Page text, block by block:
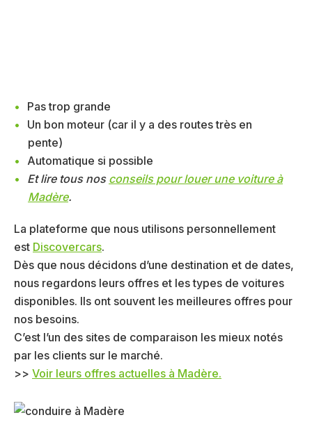
Pas trop grande
Un bon moteur (car il y a des routes très en
pente)
Automatique si possible
Et lire tous nos conseils pour louer une voiture à
Madère.
La plateforme que nous utilisons personnellement
est Discovercars.
Dès que nous décidons d’une destination et de dates,
nous regardons leurs offres et les types de voitures
disponibles. Ils ont souvent les meilleures offres pour
nos besoins.
C’est l’un des sites de comparaison les mieux notés
par les clients sur le marché.
>> Voir leurs offres actuelles à Madère.